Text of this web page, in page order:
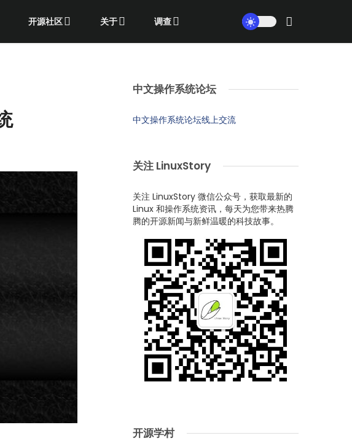
开源社区 关于 调查
中文操作系统论坛
中文操作系统论坛线上交流
关注 LinuxStory
关注 LinuxStory 微信公众号，获取最新的
Linux 和操作系统资讯，每天为您带来热腾
腾的开源新闻与新鲜温暖的科技故事。
开源学村